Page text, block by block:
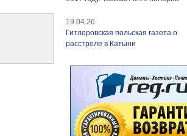
19.04.26
Гитлеровская польская газета о
расстреле в Катыни